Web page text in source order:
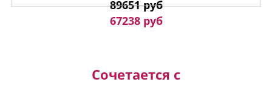
89651 руб
67238 руб
Сочетается с